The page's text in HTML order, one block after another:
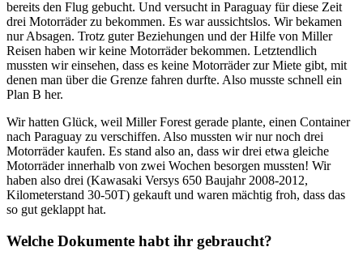
bereits den Flug gebucht. Und versucht in Paraguay für diese Zeit
drei Motorräder zu bekommen. Es war aussichtslos. Wir bekamen
nur Absagen. Trotz guter Beziehungen und der Hilfe von Miller
Reisen haben wir keine Motorräder bekommen. Letztendlich
mussten wir einsehen, dass es keine Motorräder zur Miete gibt, mit
denen man über die Grenze fahren durfte. Also musste schnell ein
Plan B her.
Wir hatten Glück, weil Miller Forest gerade plante, einen Container
nach Paraguay zu verschiffen. Also mussten wir nur noch drei
Motorräder kaufen. Es stand also an, dass wir drei etwa gleiche
Motorräder innerhalb von zwei Wochen besorgen mussten! Wir
haben also drei (Kawasaki Versys 650 Baujahr 2008-2012,
Kilometerstand 30-50T) gekauft und waren mächtig froh, dass das
so gut geklappt hat.
Welche Dokumente habt ihr gebraucht?